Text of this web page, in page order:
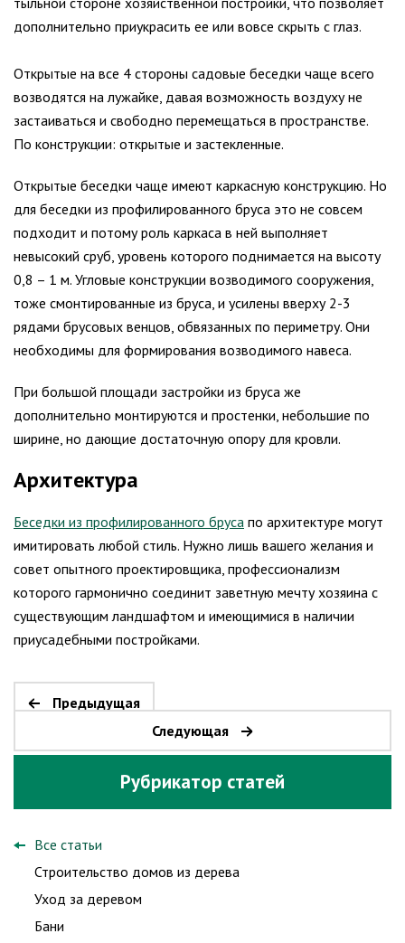
дополнительно приукрасить ее или вовсе скрыть с глаз.
Открытые на все 4 стороны садовые беседки чаще всего
возводятся на лужайке, давая возможность воздуху не
застаиваться и свободно перемещаться в пространстве.
По конструкции: открытые и застекленные.
Открытые беседки чаще имеют каркасную конструкцию. Но
для беседки из профилированного бруса это не совсем
подходит и потому роль каркаса в ней выполняет
невысокий сруб, уровень которого поднимается на высоту
0,8 – 1 м. Угловые конструкции возводимого сооружения,
тоже смонтированные из бруса, и усилены вверху 2-3
рядами брусовых венцов, обвязанных по периметру. Они
необходимы для формирования возводимого навеса.
При большой площади застройки из бруса же
дополнительно монтируются и простенки, небольшие по
ширине, но дающие достаточную опору для кровли.
Архитектура
Беседки из профилированного бруса по архитектуре могут
имитировать любой стиль. Нужно лишь вашего желания и
совет опытного проектировщика, профессионализм
которого гармонично соединит заветную мечту хозяина с
существующим ландшафтом и имеющимися в наличии
приусадебными постройками.
Предыдущая
Следующая
Рубрикатор статей
Все статьи
Строительство домов из дерева
Уход за деревом
Бани